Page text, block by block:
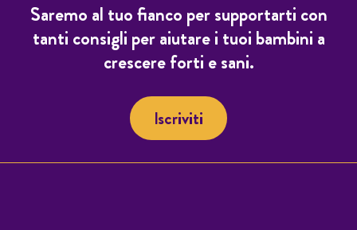
Saremo al tuo fianco per supportarti con
tanti consigli per aiutare i tuoi bambini a
crescere forti e sani.
Iscriviti